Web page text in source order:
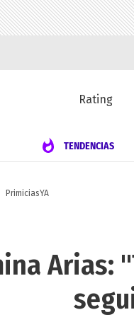
Rating
TENDENCIAS
PrimiciasYA
Arias: